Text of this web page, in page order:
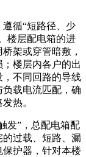
循“短路径、少
楼层配电箱的进
架或穿管暗敷，
楼层内各户的出
不同回路的导线
载电流匹配，确
热。
发”，总配电箱配
过载、短路、漏
护器，针对本楼